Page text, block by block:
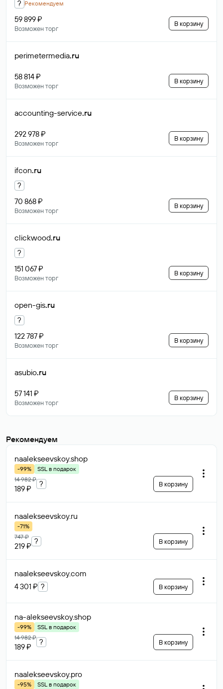
? Рекомендуем
59 899 ₽
Возможен торг
В корзину
perimetermedia.ru
58 814 ₽
Возможен торг
В корзину
accounting-service.ru
292 978 ₽
Возможен торг
В корзину
ifcon.ru
?
70 868 ₽
Возможен торг
В корзину
clickwood.ru
?
151 067 ₽
Возможен торг
В корзину
open-gis.ru
?
122 787 ₽
Возможен торг
В корзину
asubio.ru
57 141 ₽
Возможен торг
В корзину
Рекомендуем
naalekseevskoy.shop
-99%
SSL в подарок
14 982 ₽
189 ₽
? В корзину
naalekseevskoy.ru
-71%
747 ₽
219 ₽
? В корзину
naalekseevskoy.com
4 301 ₽ ? В корзину
na-alekseevskoy.shop
-99%
SSL в подарок
14 982 ₽
189 ₽
? В корзину
naalekseevskoy.pro
-95%
SSL в подарок